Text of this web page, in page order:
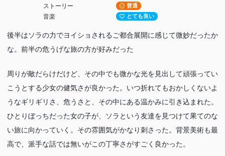
ストーリー 普通
音楽 とても良い
後半はソラの力でヨイショされるご都合展開に感じて微妙だったか
な。前半の危うげな旅の方が好みだった
周りが敵だらけだけど、その中でも微かな光を見出して頑張ってい
こうとする少女の健気さが良かった。いつ折れてもおかしくないよ
うなギリギリさ、危うさと、その中にある温かみに引き込まれた。
ひとりぼっちだった女の子が、ソラという友達を見つけて果てのな
い旅に向かっていく。その雰囲気がかなり刺さった。背景美術も最
高で、派手な話では無いがこの丁寧さがすごく良かった。